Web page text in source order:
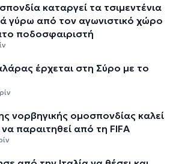
καταργεί τα τσιμεντένια
γύρω από τον αγωνιστικό χώρο
ποδοσφαιριστή
έρχεται στη Σύρο με το
νορβηγικής ομοσπονδίας καλεί
να παραιτηθεί από τη FIFA